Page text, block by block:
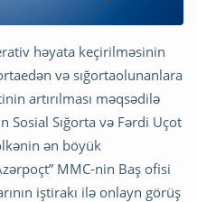
həyata keçirilməsinin
və sığortaolunanlara
artırılması məqsədilə
Sosial Sığorta və Fərdi Uçot
ən böyük
MMC-nin Baş ofisi
iştirakı ilə onlayn görüş